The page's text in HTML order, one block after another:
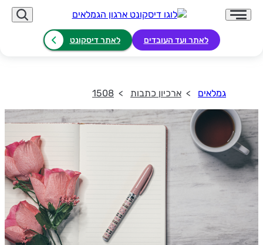
לאתר ועד העובדים לאתר דיסקונט
גמלאים ארכיון כתבות 1508